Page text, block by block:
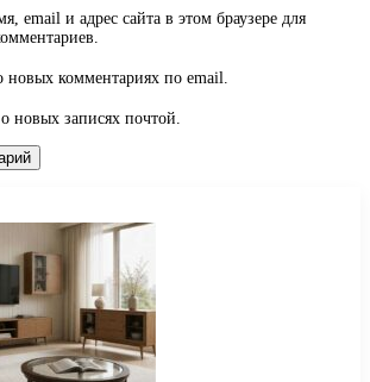
email и адрес сайта в этом браузере для
новых комментариях по email.
новых записях почтой.